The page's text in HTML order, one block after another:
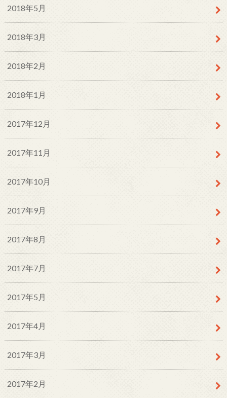
2018年5月
2018年3月
2018年2月
2018年1月
2017年12月
2017年11月
2017年10月
2017年9月
2017年8月
2017年7月
2017年5月
2017年4月
2017年3月
2017年2月